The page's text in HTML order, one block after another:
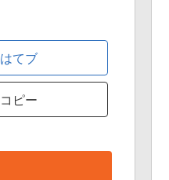
はてブ
コピー